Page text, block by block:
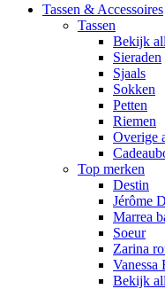
Tassen & Accessoires
Tassen
Bekijk
Sieraden
Sjaals
Sokken
Petten
Riemen
Overige
Top merken
Destin
Jérôme
Marrea
Soeur
Zarina
Vanessa
Bekijk